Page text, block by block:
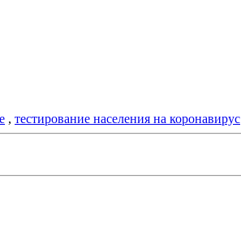
, тестирование населения на коронавирус